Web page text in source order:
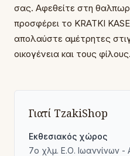
σας. Αφεθείτε στη
προσφέρει το KRATKI
απολαύστε αμέτρητες
οικογένεια και τους φίλους.
Γιατί TzakiShop
Εκθεσιακός χώρος
7ο χλμ. Ε.Ο. Ιωαννίνων -